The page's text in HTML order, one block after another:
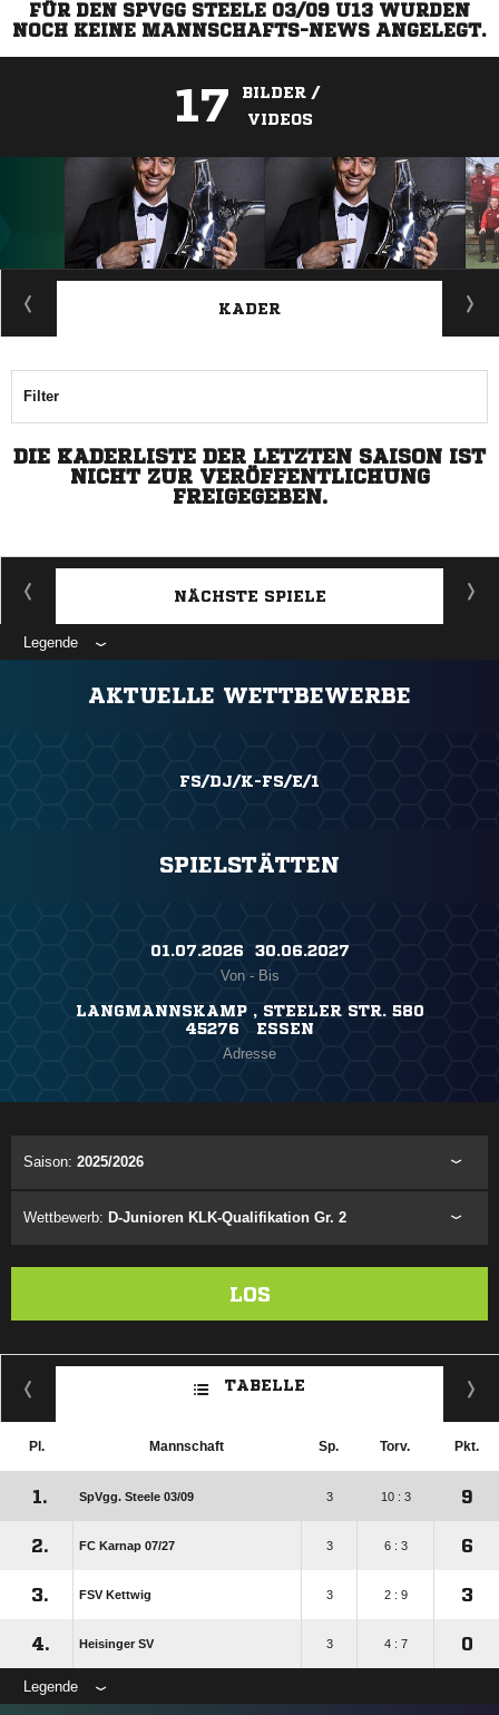
FÜR DEN SPVGG STEELE 03/09 U13 WURDEN
NOCH KEINE MANNSCHAFTS-NEWS ANGELEGT.
17
BILDER /
VIDEOS
ANZEIGE
KADER
Filter
DIE KADERLISTE DER LETZTEN SAISON IST
NICHT ZUR VERÖFFENTLICHUNG
FREIGEGEBEN.
NÄCHSTE SPIELE
Legende
AKTUELLE WETTBEWERBE
FS/DJ/K-FS/E/1
SPIELSTÄTTEN
01.07.2026 ​ 30.06.2027
Von - Bis
LANGMANNSKAMP , STEELER STR. 580
45276 ESSEN
Adresse
Saison: 2025/2026
Wettbewerb: D-Junioren KLK-Qualifikation Gr. 2
LOS
TABELLE
Pl. Mannschaft Sp. Torv. Pkt.
1. SpVgg. Steele 03/​09 3 10 : 3 9
2. FC Karnap 07/​27 3 6 : 3 6
3. FSV Kettwig 3 2 : 9 3
4. Heisinger SV 3 4 : 7 0
Legende